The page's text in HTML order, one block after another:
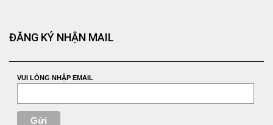
ĐĂNG KÝ NHẬN MAIL
VUI LÒNG NHẬP EMAIL